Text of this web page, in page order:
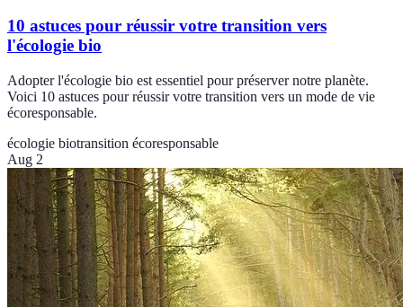
10 astuces pour réussir votre transition vers
l'écologie bio
Adopter l'écologie bio est essentiel pour préserver notre planète.
Voici 10 astuces pour réussir votre transition vers un mode de vie
écoresponsable.
écologie biotransition écoresponsable
Aug 2